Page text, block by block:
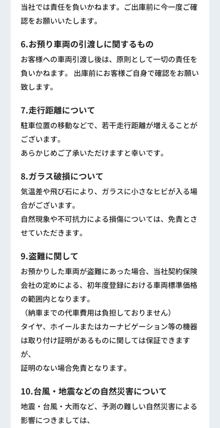
当社では責任を負いかねます。ご出庫前に今一度ご確
認をお願いいたします。
6.お預り車両の引渡しに関するもの
お客様への車両引渡し後は、原則として一切の責任を
負いかねます。 出庫前にお客様ご自身で確認をお願い
致します。
7.走行距離について
駐車位置の移動などで、若干走行距離が増えることが
ございます。
あらかじめご了承いただけますと幸いです。
8.ガラス破損について
気温差や飛び石により、ガラスに小さなヒビが入る場
合がございます。
自然現象や不可抗力による損傷については、免責とさ
せていただきます。
9.盗難に関して
お預かりした車両が盗難にあった場合、当社契約保険
会社の定めによる、初年度登録における車両標準価格
の範囲内となります。
（納車までの代車費用は負担しておりません）
タイヤ、ホイールまたはカーナビゲーション等の機器
は取り付け証明があるものに関しては保証できます
が、
証明のない場合免責となります。
10.台風・地震などの自然災害について
地震・台風・大雨など、予測の難しい自然災害による
影響につきましては、